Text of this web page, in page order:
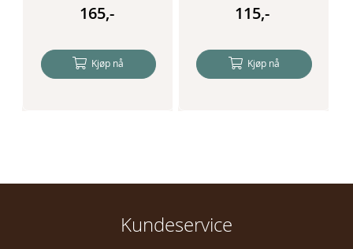
165,-
Kjøp nå
115,-
Kjøp nå
Kundeservice